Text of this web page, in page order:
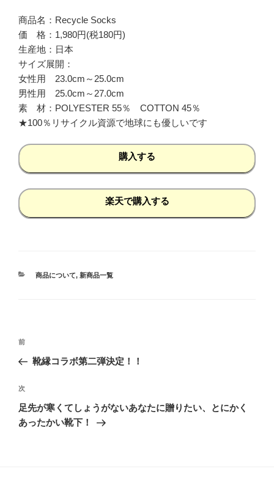
商品名：Recycle Socks
価 格：1,980円(税180円)
生産地：日本
サイズ展開：
女性用 23.0cm～25.0cm
男性用 25.0cm～27.0cm
素 材：POLYESTER 55％ COTTON 45％
★100％リサイクル資源で地球にも優しいです
購入する
楽天で購入する
カ
商品について, 新商品一覧
投
ナ
ビ
ゲ
ー
過
去
投
稿
前
靴縁コラボ第二弾決定！！
次
の
投
次
足先が寒くてしょうがないあなたに贈りたい、とにかく
あったかい靴下！